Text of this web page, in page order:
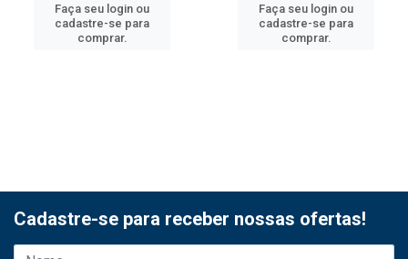
Faça seu login ou
cadastre-se para
comprar.
Faça seu login ou
cadastre-se para
comprar.
Cadastre-se para receber nossas ofertas!